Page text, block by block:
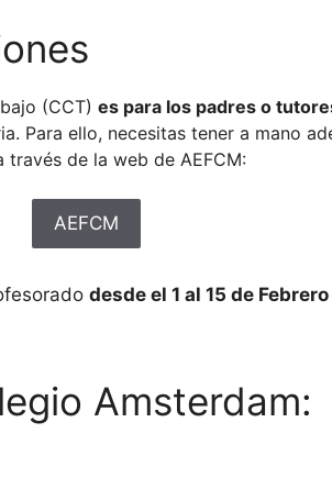
(CCT) es para los padres o
Para ello, necesitas tener a mano
través de la web de AEFCM:
AEFCM
desde el 1 al 15 de
Amsterdam: